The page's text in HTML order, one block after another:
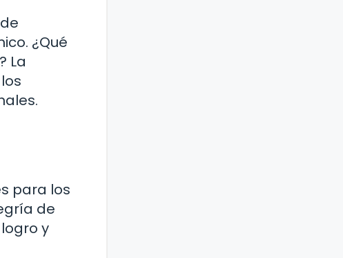
¿Qué
La
para los
de
y